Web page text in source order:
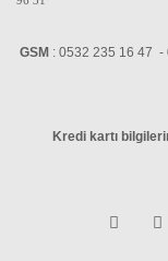
GSM : 0532 235 16
Kredi kartı